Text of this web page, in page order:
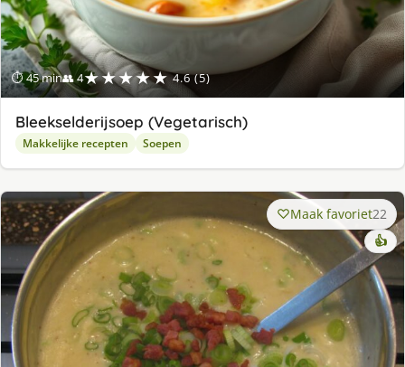
⏱ 45 min👥 4★★★★★ 4.6 (5)
Bleekselderijsoep (Vegetarisch)
Makkelijke recepten Soepen
Maak favoriet22
👍